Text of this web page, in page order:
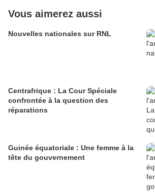
Vous aimerez aussi
Nouvelles nationales sur RNL
Centrafrique : La Cour Spéciale
confrontée à la question des
réparations
Guinée équatoriale : Une femme à la
tête du gouvernement